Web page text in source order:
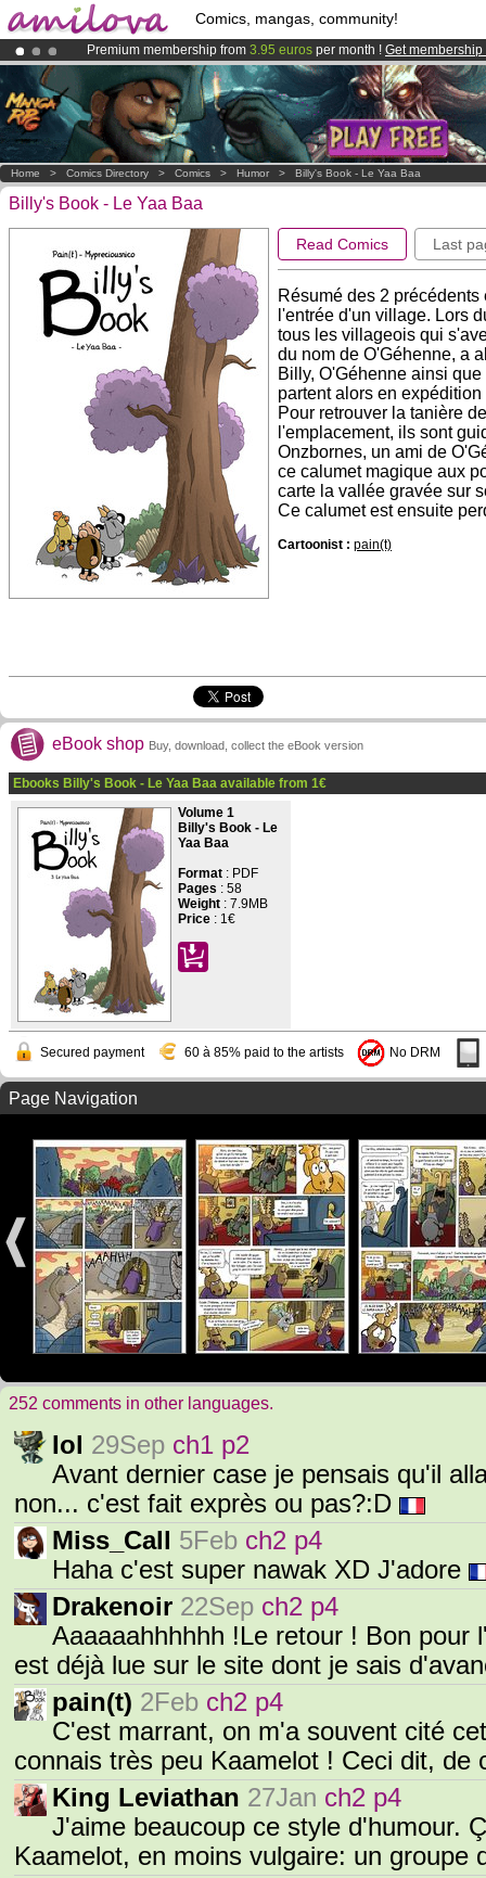
Comics, mangas, community!
Premium membership from 3.95 euros per month ! Get membership
AmilovaKickstarter is now LIVE!.
Already 100000membersand 1000 comics & mangas!.
Home > Comics Directory > Comics > Humor > Billy's Book - Le Yaa Baa
Billy's Book - Le Yaa Baa
Read Comics Last
Résumé des 2
l'entrée d'un village. Lors
tous les villageois qui
du nom de O'Géhenne, a
Billy, O'Géhenne ainsi
partent alors en
Pour retrouver la tanière
l'emplacement, ils sont
Onzbornes, un ami de
ce calumet magique aux
carte la vallée gravée sur
Ce calumet est ensuite
Cartoonist : pain(t)
eBook shop Buy, download, collect the eBook version
Ebooks Billy's Book - Le Yaa Baa available from 1€
Volume 1
Billy's Book - Le
Yaa Baa
Format : PDF
Pages : 58
Weight : 7.9MB
Price : 1€
Secured payment 60 à 85% paid to the artists No DRM
Page Navigation
252 comments in other languages.
Iol 29Sep ch1 p2
Avant dernier case je pensais qu'il
non... c'est fait exprès ou pas?:D
Miss_Call 5Feb ch2 p4
Haha c'est super nawak XD J'adore
Drakenoir 22Sep ch2 p4
Aaaaaahhhhhh !Le retour ! Bon pour
est déjà lue sur le site dont je sais
pain(t) 2Feb ch2 p4
C'est marrant, on m'a souvent cité
connais très peu Kaamelot ! Ceci dit,
King Leviathan 27Jan ch2 p4
J'aime beaucoup ce style d'humour.
Kaamelot, en moins vulgaire: un